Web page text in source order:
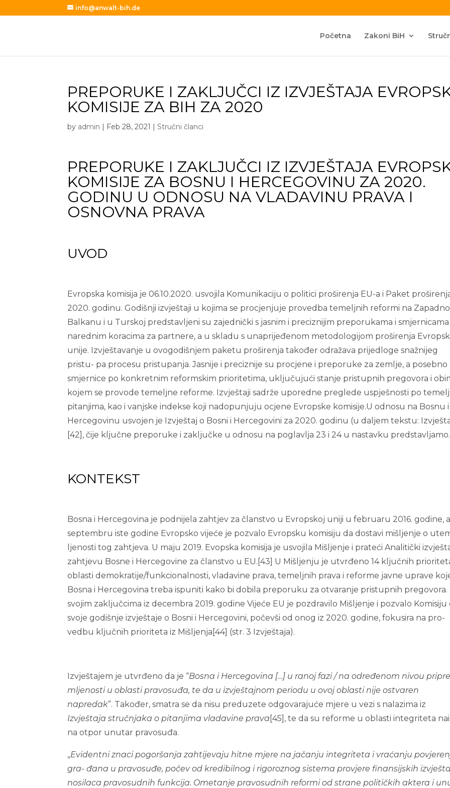
info@anwalt-bih.de
Početna Zakoni BiH
PREPORUKE I ZAKLJUČCI IZ IZVJEŠTAJA
KOMISIJE ZA BIH ZA 2020
by admin | Feb 28, 2021 |Stručni članci
PREPORUKE I ZAKLJUČCI IZ IZVJEŠTAJA
KOMISIJE ZA BOSNU I HERCEGOVINU ZA 2020.
GODINU U ODNOSU NA VLADAVINU PRAVA I
OSNOVNA PRAVA
UVOD
Evropska komisija je 06.10.2020. usvojila Komunikaciju o politici proširenja EU-a i Paket
2020. godinu. Godišnji izvještaji u kojima se procjenjuje provedba temeljnih reformi na
Balkanu i u Turskoj predstavljeni su zajednički s jasnim i preciznijim preporukama i
narednim koracima za partnere, a u skladu s unaprijeđenom metodologijom proširenja
unije. Izvještavanje u ovogodišnjem paketu proširenja također odražava prijedloge snažnijeg
pristu- pa procesu pristupanja. Jasnije i preciznije su procjene i preporuke za zemlje, a posebno
smjernice po konkretnim reformskim prioritetima, uključujući stanje pristupnih pregovora i
kojem se provode temeljne reforme. Izvještaji sadrže uporedne preglede uspješnosti po
pitanjima, kao i vanjske indekse koji nadopunjuju ocjene Evropske komisije.U odnosu na Bosnu i
Hercegovinu usvojen je Izvještaj o Bosni i Hercegovini za 2020. godinu (u daljem tekstu:
[42], čije ključne preporuke i zaključke u odnosu na poglavlja 23 i 24 u nastavku predstavljamo.
KONTEKST
Bosna i Hercegovina je podnijela zahtjev za članstvo u Evropskoj uniji u februaru 2016. godine,
septembru iste godine Evropsko vijeće je pozvalo Evropsku komisiju da dostavi mišljenje o
ljenosti tog zahtjeva. U maju 2019. Evopska komisija je usvojila Mišljenje i prateći Analitički
zahtjevu Bosne i Hercegovine za članstvo u EU.[43] U Mišljenju je utvrđeno 14 ključnih
oblasti demokratije/funkcionalnosti, vladavine prava, temeljnih prava i reforme javne uprave
Bosna i Hercegovina treba ispuniti kako bi dobila preporuku za otvaranje pristupnih pregovora.
svojim zaključcima iz decembra 2019. godine Vijeće EU je pozdravilo Mišljenje i pozvalo Komisiju
svoje godišnje izvještaje o Bosni i Hercegovini, počevši od onog iz 2020. godine, fokusira na pro-
vedbu ključnih prioriteta iz Mišljenja[44] (str. 3 Izvještaja).
Izvještajem je utvrđeno da je “Bosna i Hercegovina […] u ranoj fazi / na određenom nivou
mljenosti u oblasti pravosuđa, te da u izvještajnom periodu u ovoj oblasti nije ostvaren
napredak”. Također, smatra se da nisu preduzete odgovarajuće mjere u vezi s nalazima iz
Izvještaja stručnjaka o pitanjima vladavine prava [45], te da su reforme u oblasti integriteta
na otpor unutar pravosuđa.
„Evidentni znaci pogoršanja zahtijevaju hitne mjere na jačanju integriteta i vraćanju
gra- đana u pravosuđe, počev od kredibilnog i rigoroznog sistema provjere finansijskih
nosilaca pravosudnih funkcija. Ometanje pravosudnih reformi od strane političkih aktera i